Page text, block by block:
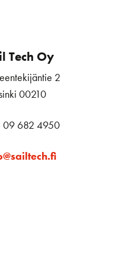
Tech Oy
2
00210
09 682 4950